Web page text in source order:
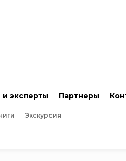
эксперты Партнеры
Экскурсия